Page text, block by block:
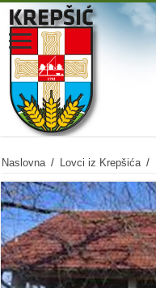
Naslovna / Lovci iz Krepšića /